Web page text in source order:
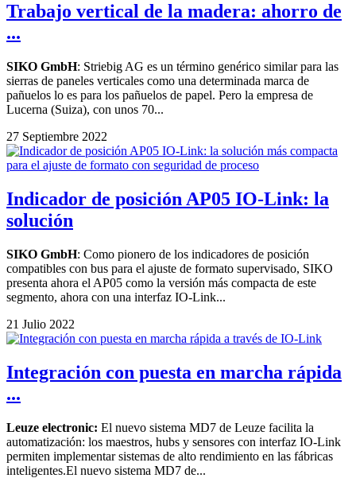
Trabajo vertical de la madera: ahorro de
...
SIKO GmbH: Striebig AG es un término genérico similar para las
sierras de paneles verticales como una determinada marca de
pañuelos lo es para los pañuelos de papel. Pero la empresa de
Lucerna (Suiza), con unos 70...
27 Septiembre 2022
Indicador de posición AP05 IO-Link: la
solución
SIKO GmbH: Como pionero de los indicadores de posición
compatibles con bus para el ajuste de formato supervisado, SIKO
presenta ahora el AP05 como la versión más compacta de este
segmento, ahora con una interfaz IO-Link...
21 Julio 2022
Integración con puesta en marcha rápida
...
Leuze electronic: El nuevo sistema MD7 de Leuze facilita la
automatización: los maestros, hubs y sensores con interfaz IO-Link
permiten implementar sistemas de alto rendimiento en las fábricas
inteligentes.El nuevo sistema MD7 de...